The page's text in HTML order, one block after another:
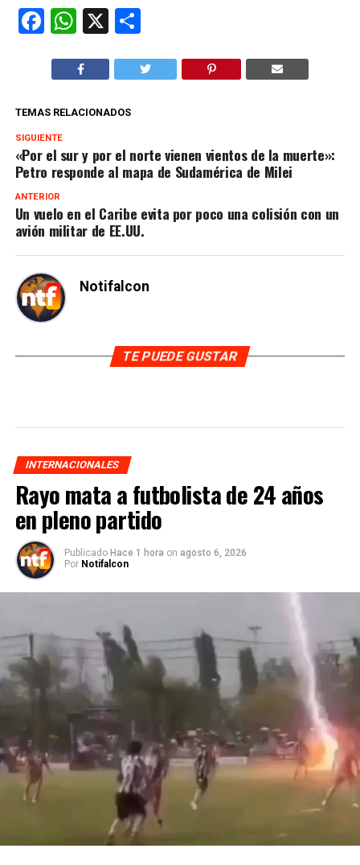
Facebook
WhatsApp
X Compartir
TEMAS RELACIONADOS
SIGUIENTE
«Por el sur y por el norte vienen vientos de la muerte»:
Petro responde al mapa de Sudamérica de Milei
ANTERIOR
Un vuelo en el Caribe evita por poco una colisión con un
avión militar de EE.UU.
Notifalcon
TE PUEDE GUSTAR
INTERNACIONALES
Rayo mata a futbolista de 24 años
en pleno partido
Publicado Hace 1 hora on agosto 6, 2026
Por Notifalcon